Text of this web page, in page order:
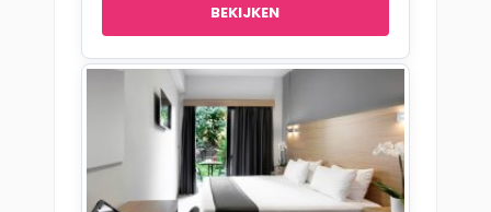
BEKIJKEN